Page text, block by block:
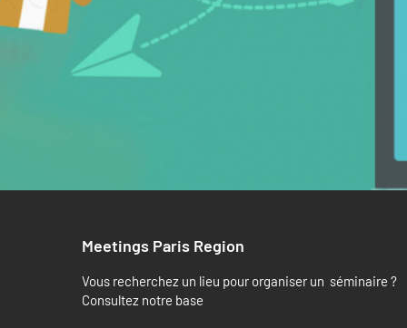
Meetings Paris Region
Vous recherchez un lieu pour organiser un séminaire ?
Consultez notre base